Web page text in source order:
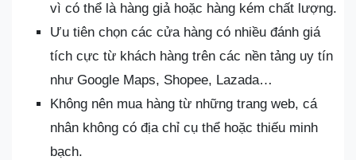
vì có thể là hàng giả hoặc hàng kém chất lượng.
Ưu tiên chọn các cửa hàng có nhiều đánh giá
tích cực từ khách hàng trên các nền tảng uy tín
như Google Maps, Shopee, Lazada…
Không nên mua hàng từ những trang web, cá
nhân không có địa chỉ cụ thể hoặc thiếu minh
bạch.